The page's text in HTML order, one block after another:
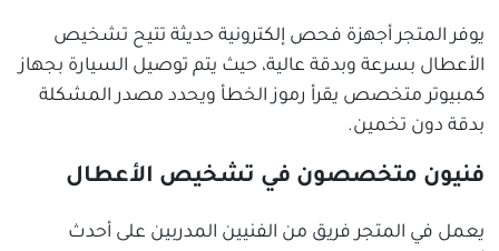
يوفر المتجر أجهزة فحص إلكترونية حديثة تتيح تشخيص
الأعطال بسرعة وبدقة عالية، حيث يتم توصيل السيارة بجهاز
كمبيوتر متخصص يقرأ رموز الخطأ ويحدد مصدر المشكلة
بدقة دون تخمين.
فنيون متخصصون في تشخيص الأعطال
يعمل في المتجر فريق من الفنيين المدربين على أحدث